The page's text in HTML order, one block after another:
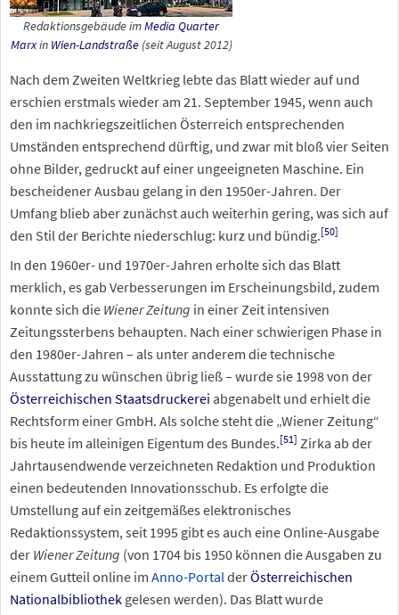
Redaktionsgebäude imMedia Quarter
Marxin Wien-Landstraße(seit August 2012)
Nach dem Zweiten Weltkrieg lebte das Blatt wieder auf und
erschien erstmals wieder am 21. September 1945, wenn auch
den im nachkriegszeitlichen Österreich entsprechenden
Umständen entsprechend dürftig, und zwar mit bloß vier Seiten
ohne Bilder, gedruckt auf einer ungeeigneten Maschine. Ein
bescheidener Ausbau gelang in den 1950er-Jahren. Der
Umfang blieb aber zunächst auch weiterhin gering, was sich auf
den Stil der Berichte niederschlug: kurz und bündig.[50]
In den 1960er- und 1970er-Jahren erholte sich das Blatt
merklich, es gab Verbesserungen im Erscheinungsbild, zudem
konnte sich die Wiener Zeitung in einer Zeit intensiven
Zeitungssterbens behaupten. Nach einer schwierigen Phase in
den 1980er-Jahren – als unter anderem die technische
Ausstattung zu wünschen übrig ließ – wurde sie 1998 von der
Österreichischen Staatsdruckerei abgenabelt und erhielt die
Rechtsform einer GmbH. Als solche steht die „Wiener Zeitung“
bis heute im alleinigen Eigentum des Bundes.[51] Zirka ab der
Jahrtausendwende verzeichneten Redaktion und Produktion
einen bedeutenden Innovationsschub. Es erfolgte die
Umstellung auf ein zeitgemäßes elektronisches
Redaktionssystem, seit 1995 gibt es auch eine Online-Ausgabe
der Wiener Zeitung (von 1704 bis 1950 können die Ausgaben zu
einem Gutteil online im Anno-Portal derÖsterreichischen
Nationalbibliothek gelesen werden). Das Blatt wurde